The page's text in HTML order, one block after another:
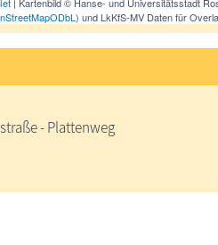
| Kartenbild © Hanse- und Universitätsstadt
ODbL) und LkKfS-MV Daten für
- Plattenweg